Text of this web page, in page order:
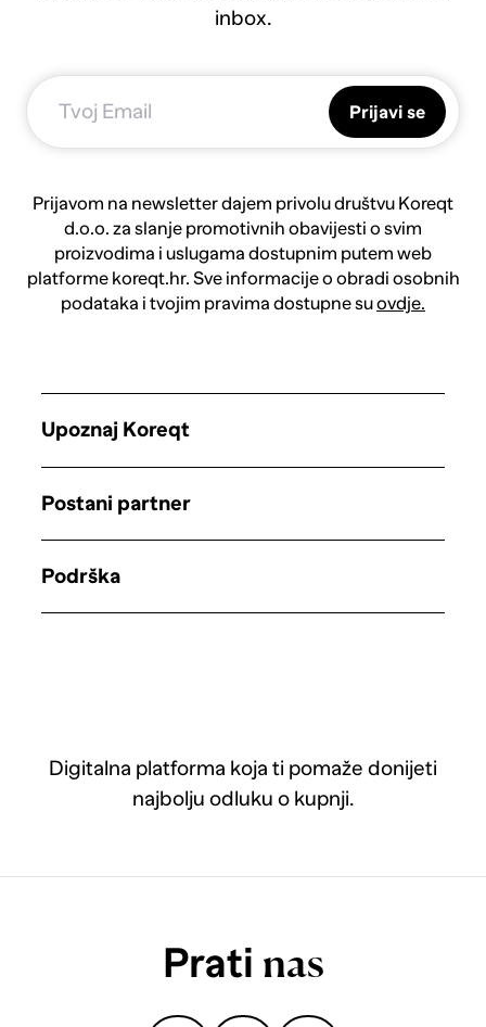
inbox.
Prijavi se
Prijavom na newsletter dajem privolu društvu Koreqt
d.o.o. za slanje promotivnih obavijesti o svim
proizvodima i uslugama dostupnim putem web
platforme koreqt.hr. Sve informacije o obradi osobnih
podataka i tvojim pravima dostupne suovdje.
Digitalna platforma koja ti pomaže donijeti
najbolju odluku o kupnji.
Upoznaj Koreqt
Postani partner
Podrška
Prati nas